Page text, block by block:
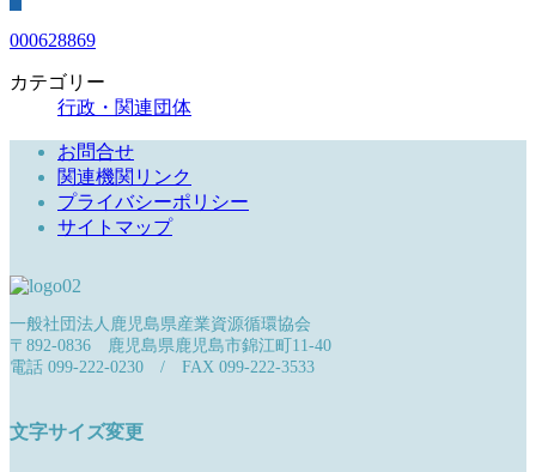
000628869
カテゴリー
行政・関連団体
お問合せ
関連機関リンク
プライバシーポリシー
サイトマップ
一般社団法人鹿児島県産業資源循環協会
〒892-0836 鹿児島県鹿児島市錦江町11-40
電話 099-222-0230 / FAX 099-222-3533
文字サイズ変更